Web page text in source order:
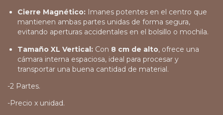
Cierre Magnético: Imanes potentes en el centro que
mantienen ambas partes unidas de forma segura,
evitando aperturas accidentales en el bolsillo o mochila.
Tamaño XL Vertical: Con 8 cm de alto, ofrece una
cámara interna espaciosa, ideal para procesar y
transportar una buena cantidad de material.
-2 Partes.
-Precio x unidad.